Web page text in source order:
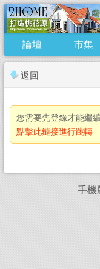
論壇 市集
返回
您需要先登錄才能繼
點擊此鏈接進行跳轉
手機